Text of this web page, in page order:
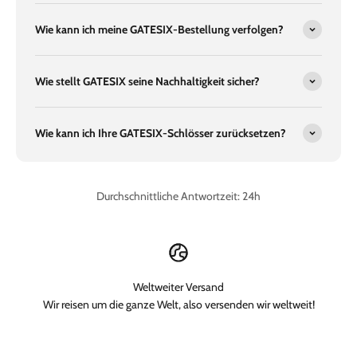
Wie kann ich meine GATESIX-Bestellung verfolgen?
Wie stellt GATESIX seine Nachhaltigkeit sicher?
Wie kann ich Ihre GATESIX-Schlösser zurücksetzen?
Durchschnittliche Antwortzeit: 24h
Weltweiter Versand
Wir reisen um die ganze Welt, also versenden wir weltweit!